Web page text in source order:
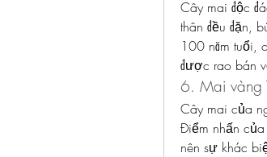
Cây mai độc
thân đều đặn,
100 năm tuổi,
được rao bán
6. Mai vàng
Cây mai của
Điểm nhấn
nên sự khác